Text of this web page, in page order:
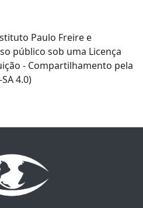
Paulo Freire e
público sob uma Licença
- Compartilhamento pela
4.0)